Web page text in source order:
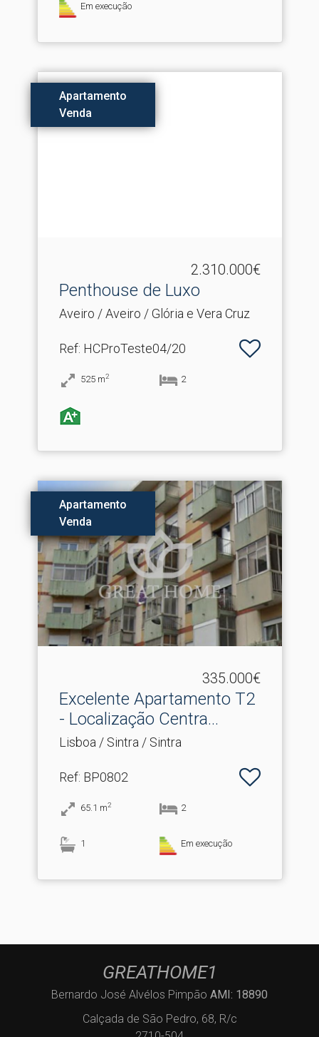
Em execução
Apartamento
Venda
2.310.000€
Penthouse de Luxo
Aveiro / Aveiro / Glória e Vera Cruz
Ref: HCProTeste04/20
525 m2 2
Apartamento
Venda
335.000€
Excelente Apartamento T2
- Localização Centra.​..
Lisboa / Sintra / Sintra
Ref: BP0802
65.1 m2 2
1 Em execução
GREATHOME1
Bernardo José Alvélos Pimpão AMI: 18890
Calçada de São Pedro, 68, R/c